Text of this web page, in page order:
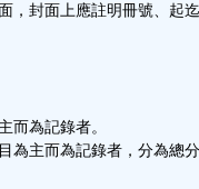
，封面上應註明冊號、起
而為記錄者。
為主而為記錄者，分為總